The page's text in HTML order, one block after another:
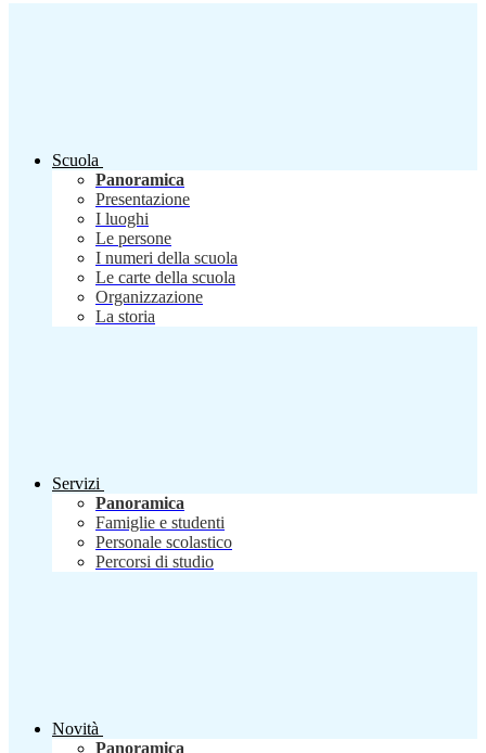
Scuola
Panoramica
Presentazione
I luoghi
Le persone
I numeri della scuola
Le carte della scuola
Organizzazione
La storia
Servizi
Panoramica
Famiglie e studenti
Personale scolastico
Percorsi di studio
Novità
Panoramica